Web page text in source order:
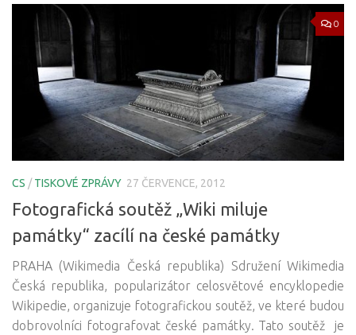
0
CS /TISKOVÉ ZPRÁVY 27 ČERVENCE, 2012
Fotografická soutěž „Wiki miluje
památky“ zacílí na české památky
PRAHA (Wikimedia Česká republika) Sdružení Wikimedia
Česká republika, popularizátor celosvětové encyklopedie
Wikipedie, organizuje fotografickou soutěž, ve které budou
dobrovolníci fotografovat české památky. Tato soutěž je